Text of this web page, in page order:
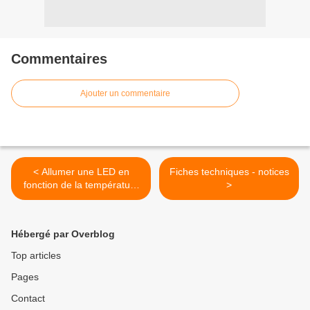
Commentaires
Ajouter un commentaire
< Allumer une LED en
fonction de la température
+ affichage température
Fiches techniques - notices
>
Hébergé par Overblog
Top articles
Pages
Contact